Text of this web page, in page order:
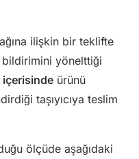
ilişkin bir teklifte
bildirimini yönelttiği
içerisinde ürünü
taşıyıcıya teslim
ölçüde aşağıdaki